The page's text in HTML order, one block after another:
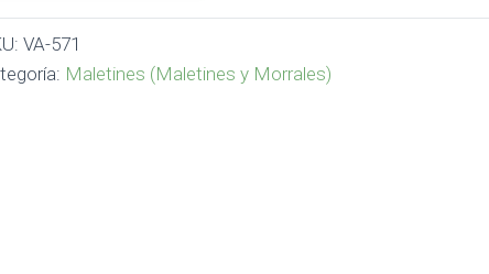
VA-571
Maletines (Maletines y Morrales)